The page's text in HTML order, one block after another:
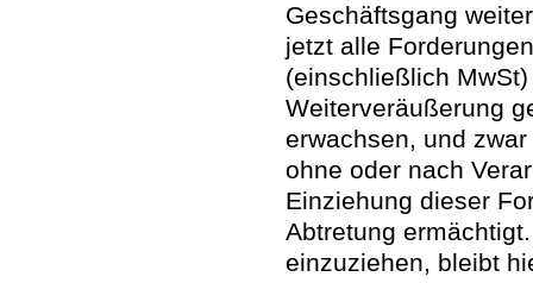
Geschäftsgang
jetzt alle
(einschließlich
Weiterveräußerung
erwachsen, und
ohne oder nach
Einziehung dieser
Abtretung
einzuziehen, bleibt